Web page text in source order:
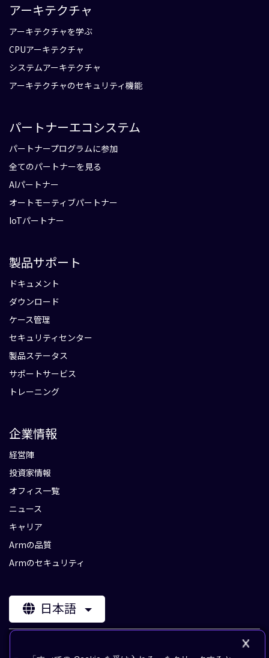
アーキテクチャ
アーキテクチャを学ぶ
CPUアーキテクチャ
システムアーキテクチャ
アーキテクチャのセキュリティ機能
パートナーエコシステム
パートナープログラムに参加
全てのパートナーを見る
AIパートナー
オートモーティブパートナー
IoTパートナー
製品サポート
ドキュメント
ダウンロード
ケース管理
セキュリティセンター
製品ステータス
サポートサービス
トレーニング
企業情報
経営陣
投資家情報
オフィス一覧
ニュース
キャリア
Armの品質
Armのセキュリティ
日本語